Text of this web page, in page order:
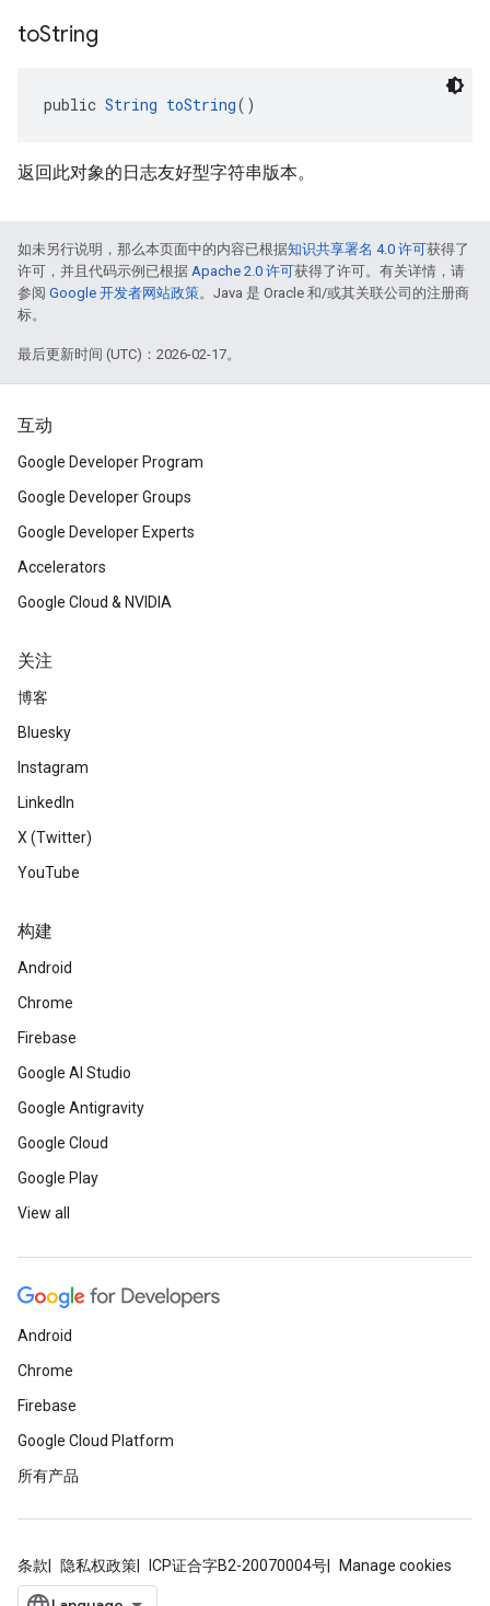
toString
public String toString()
返回此对象的日志友好型字符串版本。
如未另行说明，那么本页面中的内容已根据知识共享署名 4.0 许可获得了
许可，并且代码示例已根据 Apache 2.0 许可获得了许可。有关详情，请
参阅 Google 开发者网站政策。Java 是 Oracle 和/或其关联公司的注册商
标。
最后更新时间 (UTC)：2026-02-17。
互动
Google Developer Program
Google Developer Groups
Google Developer Experts
Accelerators
Google Cloud & NVIDIA
关注
博客
Bluesky
Instagram
LinkedIn
X (Twitter)
YouTube
构建
Android
Chrome
Firebase
Google AI Studio
Google Antigravity
Google Cloud
Google Play
View all
Android
Chrome
Firebase
Google Cloud Platform
所有产品
条款 隐私权政策 ICP证合字B2-20070004号 Manage cookies